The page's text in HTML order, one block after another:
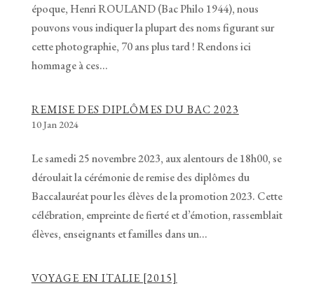
époque, Henri ROULAND (Bac Philo 1944), nous
pouvons vous indiquer la plupart des noms figurant sur
cette photographie, 70 ans plus tard ! Rendons ici
hommage à ces...
REMISE DES DIPLÔMES DU BAC 2023
10 Jan 2024
Le samedi 25 novembre 2023, aux alentours de 18h00, se
déroulait la cérémonie de remise des diplômes du
Baccalauréat pour les élèves de la promotion 2023. Cette
célébration, empreinte de fierté et d’émotion, rassemblait
élèves, enseignants et familles dans un...
VOYAGE EN ITALIE [2015]